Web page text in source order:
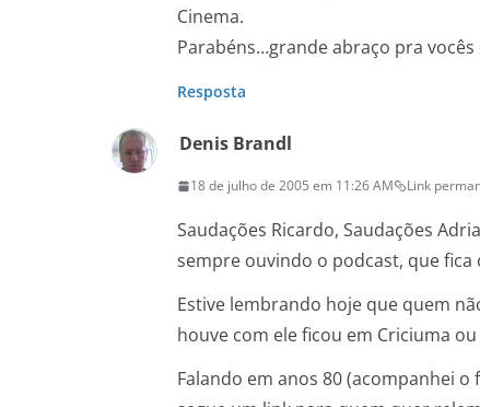
Cinema.
Parabéns…grande abraço pra vocês
Resposta
Denis Brandl
18 de julho de 2005 em 11:26 AM Link
Saudações Ricardo, Saudações
sempre ouvindo o podcast, que fica
Estive lembrando hoje que quem
houve com ele ficou em Criciuma
Falando em anos 80 (acompanhei